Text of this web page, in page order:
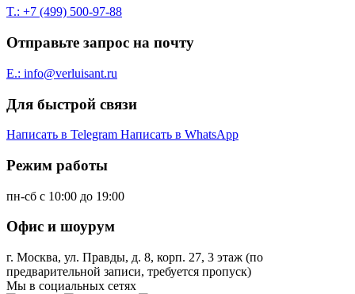
T.: +7 (499) 500-97-88
Отправьте запрос на почту
E.: info@verluisant.ru
Для быстрой связи
Написать в Telegram Написать в WhatsApp
Режим работы
пн-сб с 10:00 до 19:00
Офис и шоурум
г. Москва, ул. Правды, д. 8, корп. 27, 3 этаж (по
предварительной записи, требуется пропуск)
Мы в социальных сетях